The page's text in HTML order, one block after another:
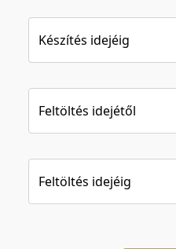
Készítés idejéig
Feltöltés idejétől
Feltöltés idejéig